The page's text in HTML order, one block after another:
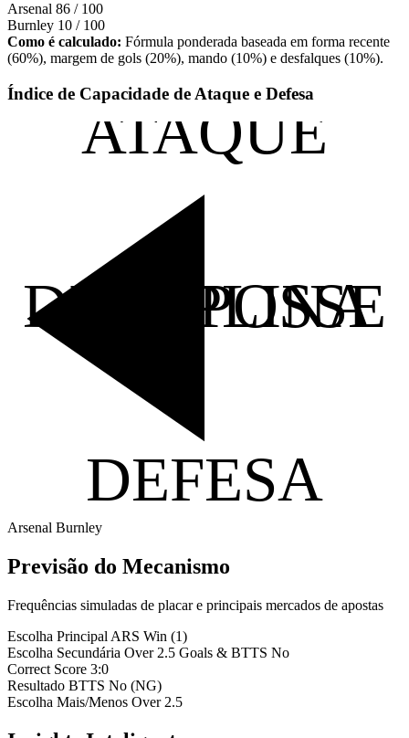
Arsenal 86 / 100
Burnley 10 / 100
Como é calculado: Fórmula ponderada baseada em forma recente
(60%), margem de gols (20%), mando (10%) e desfalques (10%).
Índice de Capacidade de Ataque e Defesa
ATAQUE
DEFESA
POSSE
DISCIPLINA
Arsenal Burnley
Previsão do Mecanismo
Frequências simuladas de placar e principais mercados de apostas
Escolha Principal ARS Win (1)
Escolha Secundária Over 2.5 Goals & BTTS No
Correct Score 3:0
Resultado BTTS No (NG)
Escolha Mais/Menos Over 2.5